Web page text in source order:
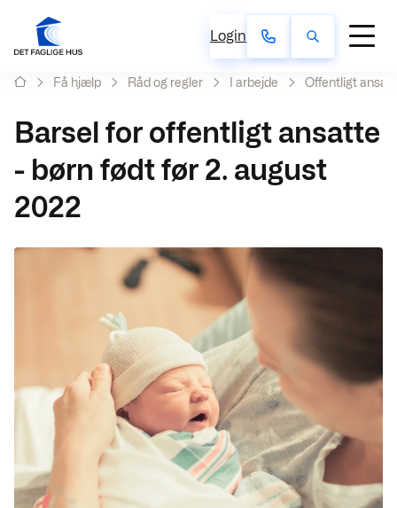
Login
Få hjælp Råd og regler I arbejde Offentligt ansat
Barsel for offentligt ansatte
- børn født før 2. august
2022